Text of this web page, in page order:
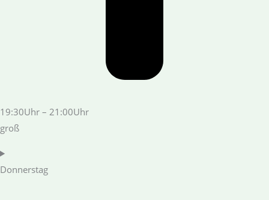
19:30Uhr – 21:00Uhr
groß
Donnerstag